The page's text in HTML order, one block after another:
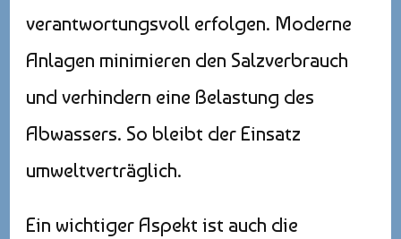
verantwortungsvoll erfolgen. Moderne
Anlagen minimieren den Salzverbrauch
und verhindern eine Belastung des
Abwassers. So bleibt der Einsatz
umweltverträglich.
Ein wichtiger Aspekt ist auch die